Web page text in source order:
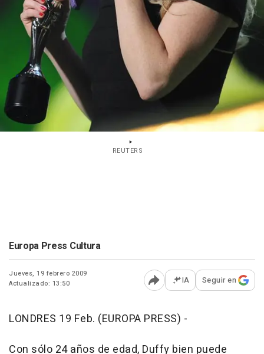
REUTERS
Europa Press Cultura
Jueves, 19 febrero 2009
Actualizado: 13:50
Abrir opciones para
IA Seguir en
LONDRES 19 Feb. (EUROPA PRESS) -
Con sólo 24 años de edad, Duffy bien puede